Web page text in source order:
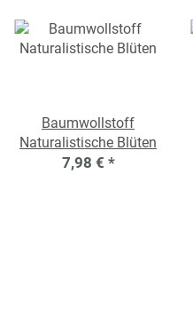
Baumwollstoff
Naturalistische Blüten
7,98 € *